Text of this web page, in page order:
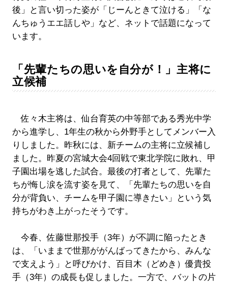
後」と言い切った姿が「じーんときて泣ける」「な
んちゅうエエ話しや」など、ネットで話題になって
います。
「先輩たちの思いを自分が！」主将に
立候補
佐々木主将は、仙台育英の中等部である秀光中学
から進学し、1年生の秋から外野手としてメンバー入
りしました。昨秋には、新チームの主将に立候補し
ました。昨夏の宮城大会4回戦で東北学院に敗れ、甲
子園出場を逃した試合。最後の打者として、先輩た
ちが悔し涙を流す姿を見て、「先輩たちの思いを自
分が背負い、チームを甲子園に導きたい」という気
持ちがわき上がったそうです。
今春、佐藤世那投手（3年）が不調に陥ったとき
は、「いままで世那ががんばってきたから、みんな
で支えよう」と呼びかけ、百目木（どめき）優貴投
手（3年）の成長も促しました。一方で、バットの片